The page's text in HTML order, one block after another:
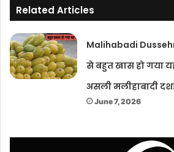
Related Articles
Malihabadi
से बहुत खास हो गया
असली मलीहाबादी
June 7, 2026